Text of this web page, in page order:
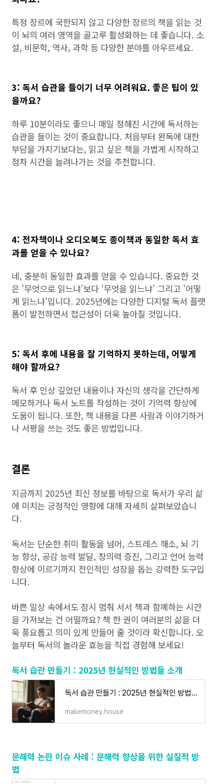
특정 장르에 국한되지 않고 다양한 장르의 책을 읽는 것
이 뇌의 여러 영역을 골고루 활성화하는 데 좋습니다. 소
설, 비문학, 역사, 과학 등 다양한 분야를 아우르세요.
3: 독서 습관을 들이기 너무 어려워요. 좋은 팁이 있
을까요?
하루 10분이라도 좋으니 매일 정해진 시간에 독서하는
습관을 들이는 것이 중요합니다. 처음부터 완독에 대한
부담을 가지기보다는, 읽고 싶은 책을 가볍게 시작하고
점차 시간을 늘려나가는 것을 추천합니다.
4: 전자책이나 오디오북도 종이책과 동일한 독서 효
과를 얻을 수 있나요?
네, 충분히 동일한 효과를 얻을 수 있습니다. 중요한 것
은 '무엇으로 읽느냐'보다 '무엇을 읽느냐' 그리고 '어떻
게 읽느냐'입니다. 2025년에는 다양한 디지털 독서 플랫
폼이 발전하면서 접근성이 더욱 높아질 것입니다.
5: 독서 후에 내용을 잘 기억하지 못하는데, 어떻게
해야 할까요?
독서 후 인상 깊었던 내용이나 자신의 생각을 간단하게
메모하거나 독서 노트를 작성하는 것이 기억력 향상에
도움이 됩니다. 또한, 책 내용을 다른 사람과 이야기하거
나 서평을 쓰는 것도 좋은 방법입니다.
결론
지금까지 2025년 최신 정보를 바탕으로 독서가 우리 삶
에 미치는 긍정적인 영향에 대해 자세히 살펴보았습니
다.
독서는 단순한 취미 활동을 넘어, 스트레스 해소, 뇌 기
능 향상, 공감 능력 발달, 창의력 증진, 그리고 언어 능력
향상에 이르기까지 전인적인 성장을 돕는 강력한 도구입
니다.
바쁜 일상 속에서도 잠시 멈춰 서서 책과 함께하는 시간
을 가져보는 건 어떨까요? 책 한 권이 여러분의 삶을 더
욱 풍요롭고 의미 있게 만들어 줄 것이라 확신합니다. 오
늘부터 독서의 놀라운 효능을 직접 경험해 보세요!
독서 습관 만들기 : 2025년 현실적인 방법들 소개
독서 습관 만들기 : 2025년 현실적인 방법들 소개 - 굿라이프
makemoney.house
문해력 논란 이슈 사례 : 문해력 향상을 위한 실질적 방
법